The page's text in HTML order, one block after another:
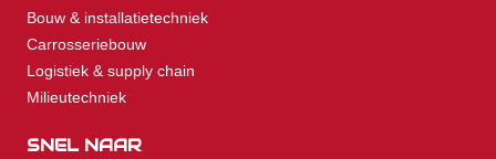
Bouw & installatietechniek
Carrosseriebouw
Logistiek & supply chain
Milieutechniek
SNEL NAAR